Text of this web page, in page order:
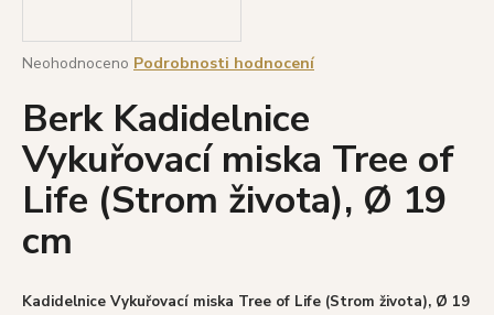
Průměrné
produktu
je
0,0
z
5
hvězdiček.
Neohodnoceno Podrobnosti hodnocení
Berk Kadidelnice
Vykuřovací miska Tree of
Life (Strom života), Ø 19
cm
Kadidelnice Vykuřovací miska Tree of Life (Strom života), Ø 19
j
t
?